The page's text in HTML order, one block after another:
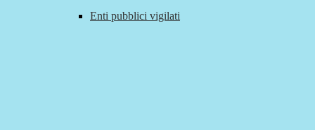
Enti pubblici vigilati